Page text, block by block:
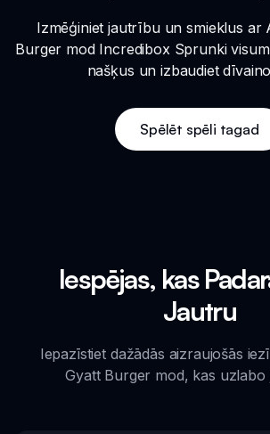
Izmēģiniet jautrību un smieklus ar
Burger mod Incredibox Sprunki
našķus un izbaudiet
Spēlēt spēli tagad
Iespējas, kas
Jautru
Iepazīstiet dažādās aizraujošās
Gyatt Burger mod, kas uzlabo